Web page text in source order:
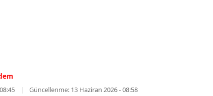
Güncellenme: 13 Haziran 2026 - 08:58